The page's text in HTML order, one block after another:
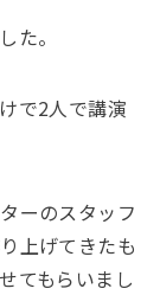
た。
で2人で講演
ーのスタッフ
上げてきたも
てもらいまし